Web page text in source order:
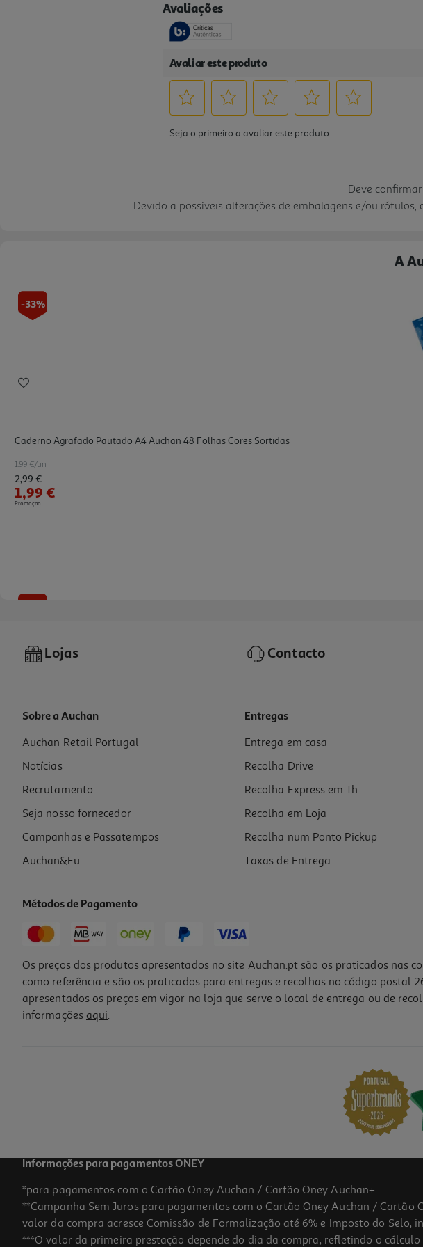
Deve
Devido a possíveis alterações de embalagens e/ou
A
-33%
Caderno Agrafado Pautado A4 Auchan 48 Folhas Cores Sortidas
1.99 €/un
Price reduced from
2,99 €to
1,99 €
Promoção
Caderno Agrafado Quadriculado A4 Auchan 48 Folhas Cores Sortidas
1.99 €/un
1,99 €
-33%
-13%
Lojas Contacto
Sobre a Auchan
Auchan Retail Portugal
Notícias
Recrutamento
Seja nosso fornecedor
Campanhas e Passatempos
Auchan&Eu
Entregas
Entrega em casa
Recolha Drive
Recolha Express em 1h
Recolha em Loja
Recolha num Ponto Pickup
Taxas de Entrega
Métodos de Pagamento
Os preços dos produtos apresentados no site Auchan.pt são os praticados nas
como referência e são os praticados para entregas e recolhas no código
apresentados os preços em vigor na loja que serve o local de entrega ou de
informações aqui.
Informações para pagamentos ONEY
*para pagamentos com o Cartão Oney Auchan / Cartão Oney Auchan+.
**Campanha Sem Juros para pagamentos com o Cartão Oney Auchan /
valor da compra acresce Comissão de Formalização até 6% e Imposto do Selo,
***O valor da primeira prestação depende do dia da compra, refletindo o